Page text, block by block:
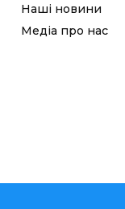
Наші новини
Медіа про нас